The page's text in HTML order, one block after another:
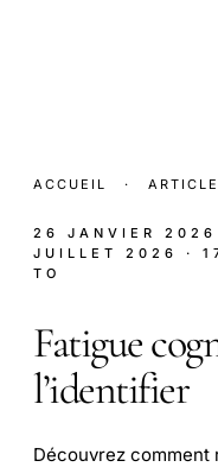
ACCUEIL ·
26 JANVIER 2026
JUILLET 2026
·
TO
Fatigue
l’identifier
Découvrez